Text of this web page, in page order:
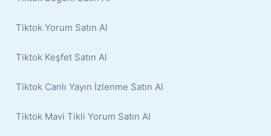
Tiktok Yorum Satın Al
Tiktok Keşfet Satın Al
Tiktok Canlı Yayın İzlenme Satın Al
Tiktok Mavi Tikli Yorum Satın Al